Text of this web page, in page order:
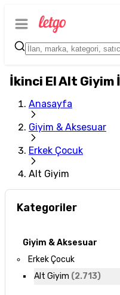
İkinci El Alt Giyim
Anasayfa
Giyim & Aksesuar
Erkek Çocuk
Alt Giyim
Kategoriler
Giyim & Aksesuar
Erkek Çocuk
Alt Giyim (2.713)